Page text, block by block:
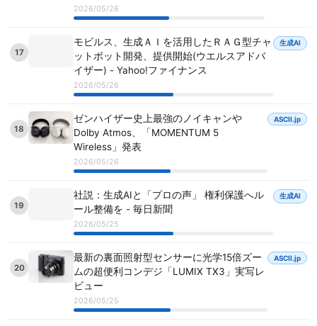
2026/05/26
17
モビルス、生成ＡＩを活用したＲＡＧ型チャ
ットボット開発、提供開始(ウエルスアドバ
イザー) - Yahoo!ファイナンス
2026/05/26
生成AI
18
ゼンハイザー史上最強のノイキャンや
Dolby Atmos、「MOMENTUM 5
Wireless」発表
2026/05/26
ASCII.jp
19
社説：生成AIと「プロの声」 権利保護へル
ール整備を - 毎日新聞
2026/05/25
生成AI
20
最新の裏面照射型センサーに光学15倍ズー
ムの超便利コンデジ「LUMIX TX3」実写レ
ビュー
2026/05/25
ASCII.jp